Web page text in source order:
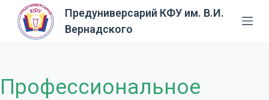
П
т
Предуниверсарий КФУ им. В.И.
Вернадского
Профессиональное